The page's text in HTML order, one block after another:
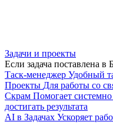
Задачи и проекты
Если задача поставлена в
Таск-менеджер Удобный
Проекты Для работы со
Скрам Помогает
достигать результата
AI в Задачах Ускоряет